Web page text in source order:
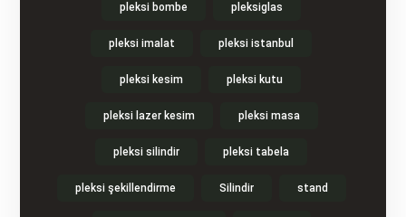
pleksi bombe pleksiglas
pleksi imalat pleksi istanbul
pleksi kesim pleksi kutu
pleksi lazer kesim pleksi masa
pleksi silindir pleksi tabela
pleksi şekillendirme Silindir stand